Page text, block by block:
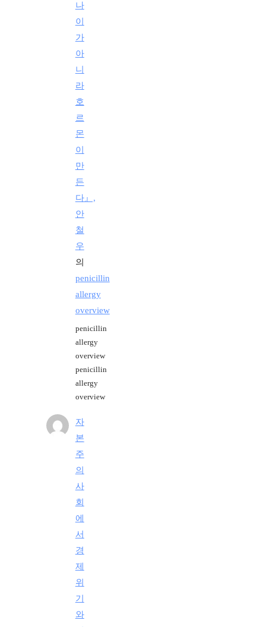
나
이
가
아
니
라
호
르
몬
이
만
든
다』,
안
철
우
의
penicillin
allergy
overview
penicillin
allergy
overview
penicillin
allergy
overview
자
본
주
의
사
회
에
서
경
제
위
기
와